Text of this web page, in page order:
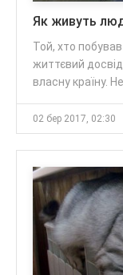
Як живуть
Той, хто
життєвий
власну країну.
02 бер 2017, 02:30